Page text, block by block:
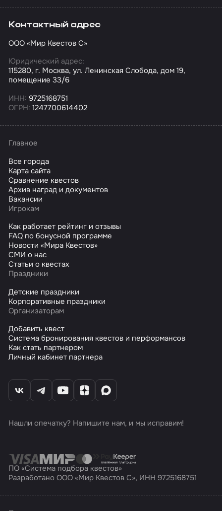
Контактный адрес
ООО «Мир Квестов С»
Юридический адрес:
115280, г. Москва, ул. Ленинская Слобода, дом 19,
помещение 33/6
ИНН: 9725168751
ОГРН: 1247700614402
Главное
Все города
Карта сайта
Сравнение квестов
Архив наград и документов
Вакансии
Игрокам
Как работает рейтинг и отзывы
FAQ по бонусной программе
Новости «Мира Квестов»
СМИ о нас
Статьи о квестах
Праздники
Детские праздники
Корпоративные праздники
Организаторам
Добавить квест
Система бронирования квестов и перформансов
Как стать партнером
Личный кабинет партнера
Нашли опечатку? Напишите нам, и мы исправим!
ПО «Система подбора квестов»
Разработано ООО «Мир Квестов С», ИНН 9725168751